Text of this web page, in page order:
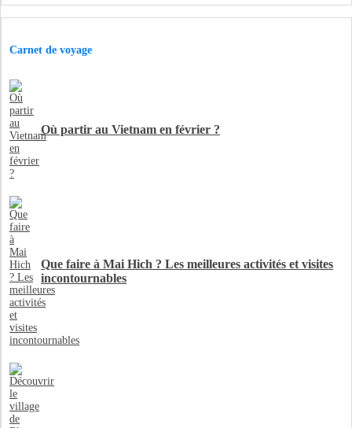
Carnet de voyage
Où partir au Vietnam en février ?
Que faire à Mai Hich ? Les meilleures activités et visites
incontournables